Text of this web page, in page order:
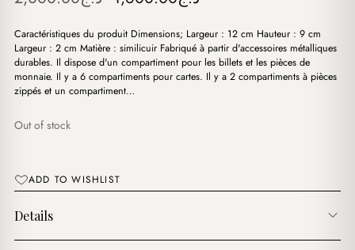
was:
د.ج2,000.00.
is:
د.ج1,600.00.
Caractéristiques du produit Dimensions; Largeur : 12 cm Hauteur : 9 cm
Largeur : 2 cm Matière : similicuir Fabriqué à partir d'accessoires métalliques
durables. Il dispose d'un compartiment pour les billets et les pièces de
monnaie. Il y a 6 compartiments pour cartes. Il y a 2 compartiments à pièces
zippés et un compartiment…
Out of stock
ADD TO WISHLIST
Details